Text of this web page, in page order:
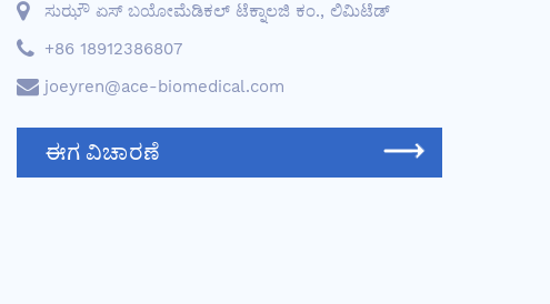
ಸುಝೌ ಏಸ್ ಬಯೋಮೆಡಿಕಲ್ ಟೆಕ್ನಾಲಜಿ ಕಂ., ಲಿಮಿಟೆಡ್
+86 18912386807
joeyren@ace-biomedical.com
ಈಗ ವಿಚಾರಣೆ